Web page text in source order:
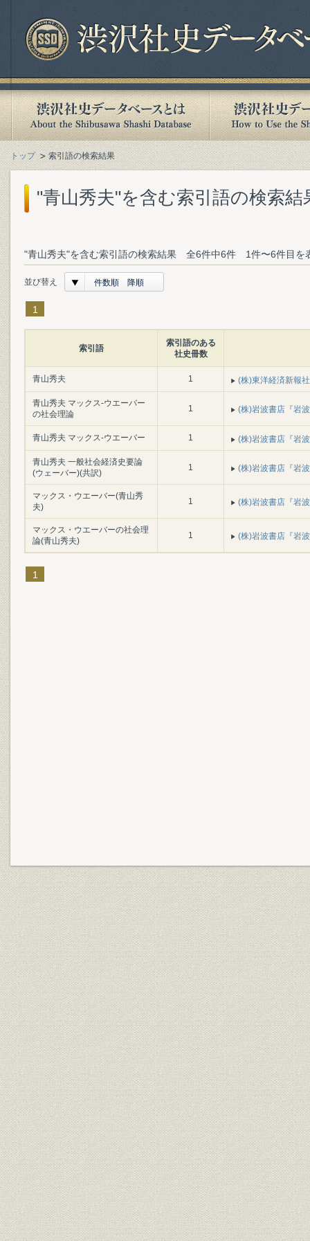
トップ 索引語の検索結果
"青山秀夫"を含む索引語の検索結
"青山秀夫"を含む索引語の検索結果 全6件中6件 1件〜6件目を
並び替え 件数順 降順
1
索引語
索引語のある
社史冊数
青山秀夫 1 (株)東洋経済新報
青山秀夫 マックス‐ウエーバー
の社会理論
1 (株)岩波書店『岩
青山秀夫 マックス‐ウエーバー 1 (株)岩波書店『岩
青山秀夫 一般社会経済史要論
(ウェーバー)(共訳)
1 (株)岩波書店『岩
マックス・ウエーバー(青山秀
夫)
1 (株)岩波書店『岩
マックス・ウエーバーの社会理
論(青山秀夫)
1 (株)岩波書店『岩
1